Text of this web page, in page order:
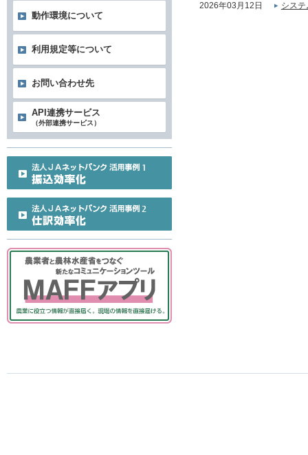
2026年03月12日 シス
動作環境について
利用規定等について
お問い合わせ先
API連携サービス
（外部連携サービス）